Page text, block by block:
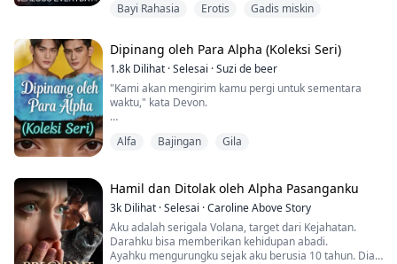
sangat mirip dengan Isaac Porter, mantan suami Nora.
Kisah cinta-benci mereka benar-benar kacau. Nora,...
Bayi Rahasia Erotis Gadis miskin
Dipinang oleh Para Alpha (Koleksi Seri)
1.8k Dilihat ·Selesai ·Suzi de beer
"Kami akan mengirim kamu pergi untuk sementara
waktu," kata Devon.
menginginkanku di sini lagi.
menginginkan bayi ini? Apakah dia terlalu takut untuk
mengatakannya langsung padaku?
Aku menegang ketika David melangkah mendekat dari
belakang dan melingkarkan lengannya di pinggangku.
Alfa Bajingan Gila
Hamil dan Ditolak oleh Alpha Pasanganku
3k Dilihat ·Selesai ·Caroline Above Story
Aku adalah serigala Volana, target dari Kejahatan.
Darahku bisa memberikan kehidupan abadi.
Ayahku mengurungku sejak aku berusia 10 tahun. Dia